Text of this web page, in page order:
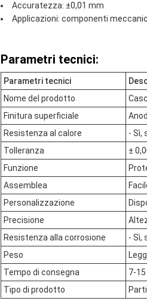
Accuratezza: ±0,01 mm
Applicazioni: componenti
Parametri tecnici:
Parametri tecnici
Nome del prodotto
Finitura superficiale
Resistenza al calore
- Sì,
Tolleranza
±
Funzione
Assemblea
Personalizzazione
Precisione
Resistenza alla corrosione
- Sì,
Peso
Tempo di consegna
7-
Tipo di prodotto